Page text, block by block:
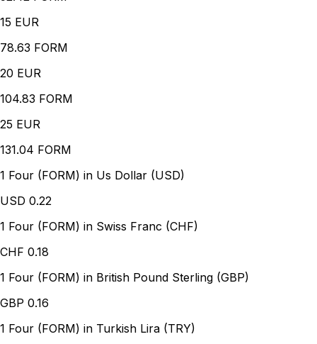
15 EUR
78.63 FORM
20 EUR
104.83 FORM
25 EUR
131.04 FORM
1 Four (FORM) in Us Dollar (USD)
USD 0.22
1 Four (FORM) in Swiss Franc (CHF)
CHF 0.18
1 Four (FORM) in British Pound Sterling (GBP)
GBP 0.16
1 Four (FORM) in Turkish Lira (TRY)